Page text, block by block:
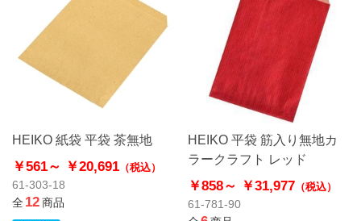
HEIKO 紙袋 平袋 茶無地
￥561～ ￥20,691 （税込）
61-303-18
全12商品
HEIKO 平袋 筋入り無地カ
ラークラフト レッド
￥858～ ￥31,977（税込）
61-781-90